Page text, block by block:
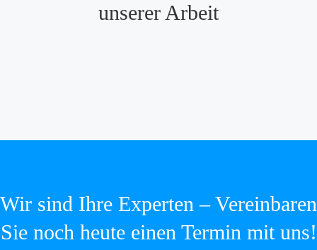
unserer Arbeit
Wir sind Ihre Experten – Vereinbaren
Sie noch heute einen Termin mit uns!